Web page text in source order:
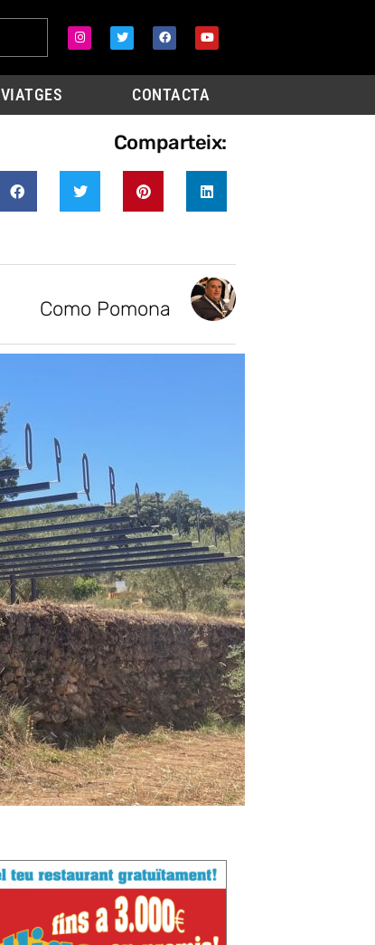
VIATGES CONTACTA
Comparteix:
Como Pomona